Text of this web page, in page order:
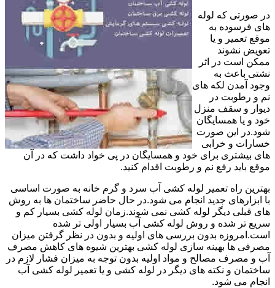
در صورتی که لوله
های فرسوده به
موقع تعمیر و یا
تعویض نشوند
ممکن است در اثر
نشتی باعث به
وجود آمدن لکه های
نم و رطوبت در
دیوار و سقف منزل
خود و یا همسایگان
شود.در این صورت
خسارات و خرابی
های بیشتری برای خود و همسایگان در پی خواد داشت که در آن
موقع باید رفع نم و رطوبت اقدام کنید.
بهترین راه تعمیر لوله کشی آب سرد و گرم خانه به صورت اساسی
با ابزارهای جدید انجام می شود.در حال حاضر ساختمان ها به روش
های قبلی دیگر لوله کشی نمی شوند.زمان لوله کشی بسیار کم و
سریع تر شده و روش لوله کشی آب بسیار اولی تر شده
است.امروزه بدون بررسی های اولیه و بدون در نظر گرفتن میزان
مصرفی ها بهینه سازی لوله کشی بهترین شیوه های کاهش مصرف
آب و مصرف مصالح و مواد اولیه بدون توجه به میزان فشار لازم در
ساختمان و نکته های دیگر در لوله کشی و یا تعمیر لوله کشی آب
انجام می شود.